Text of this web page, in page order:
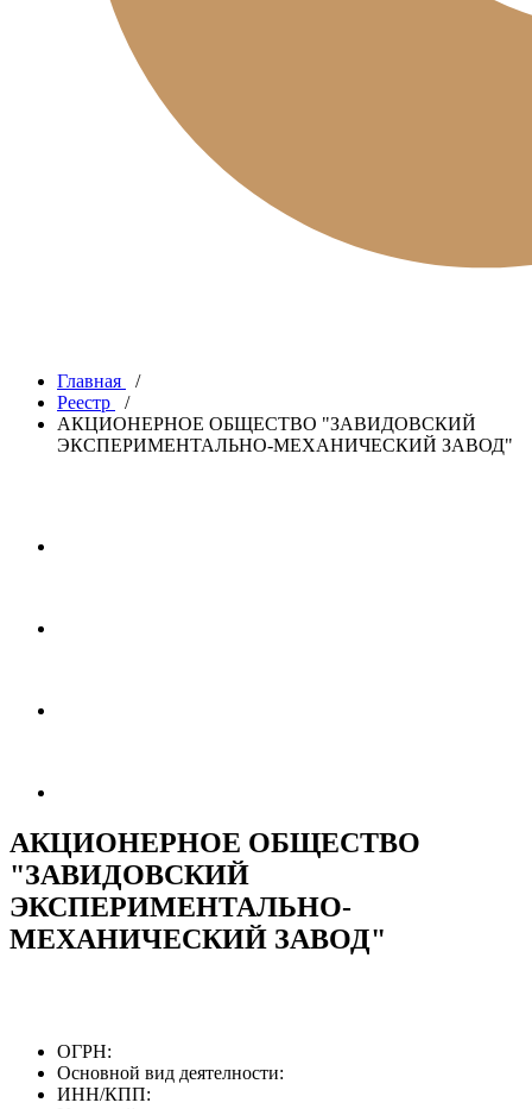
Главная
/
Реестр
/
АКЦИОНЕРНОЕ ОБЩЕСТВО "ЗАВИДОВСКИЙ
ЭКСПЕРИМЕНТАЛЬНО-МЕХАНИЧЕСКИЙ ЗАВОД"
АКЦИОНЕРНОЕ ОБЩЕСТВО
"ЗАВИДОВСКИЙ
ЭКСПЕРИМЕНТАЛЬНО-
МЕХАНИЧЕСКИЙ ЗАВОД"
ОГРН:
Основной вид деятелности:
ИНН/КПП: